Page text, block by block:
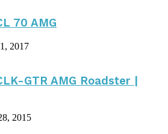
70 AMG
2017
GTR AMG Roadster |
2015